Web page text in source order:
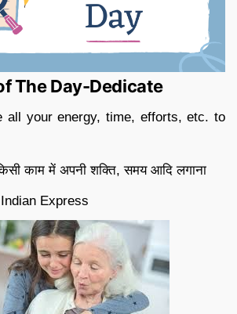
The Day-Dedicate
all your energy, time, efforts, etc. to
काम में अपनी शक्ति, समय आदि लगाना
Express